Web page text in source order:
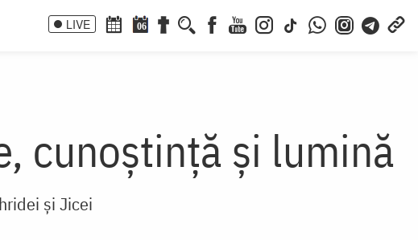
LIVE 06
cunoștință și lumină
și Jicei